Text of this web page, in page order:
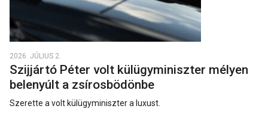
2026. JÚLIUS 2.
Szijjártó Péter volt külügyminiszter mélyen
belenyúlt a zsírosbödönbe
Szerette a volt külügyminiszter a luxust.